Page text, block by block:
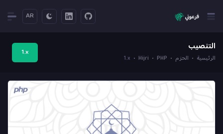
AR
التنصيب
الرئيسية الحزم PHP
Hijri
1.x
1.x